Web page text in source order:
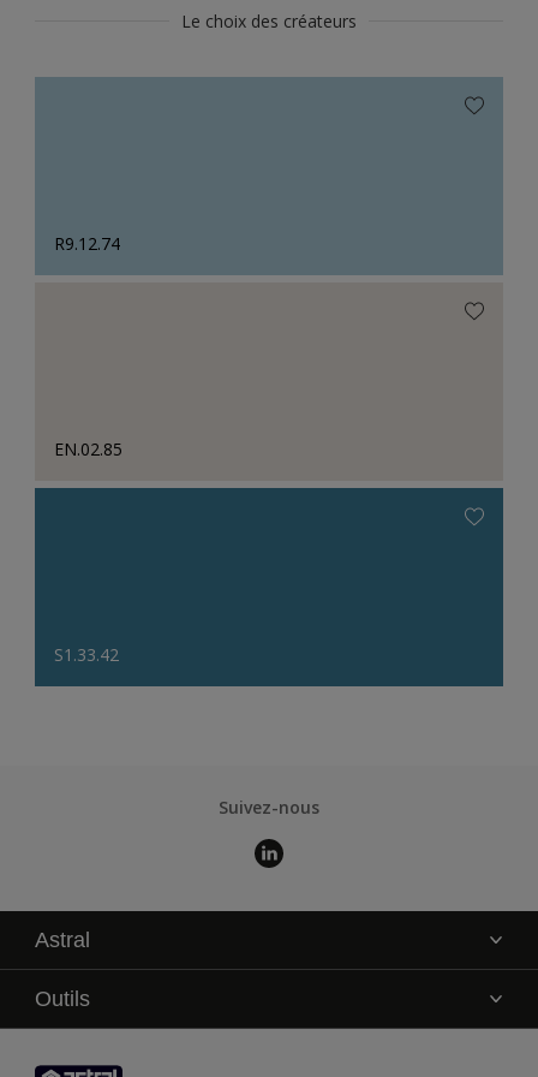
Le choix des créateurs
R9.12.74
EN.02.85
S1.33.42
Suivez-nous
Astral
La marque
Service technique
Contact
Outils